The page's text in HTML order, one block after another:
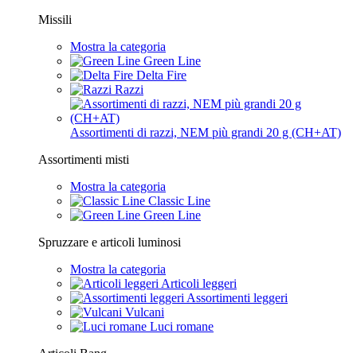
Missili
Mostra la categoria
Green Line
Delta Fire
Razzi
Assortimenti di razzi, NEM più grandi 20 g (CH+AT)
Assortimenti misti
Mostra la categoria
Classic Line
Green Line
Spruzzare e articoli luminosi
Mostra la categoria
Articoli leggeri
Assortimenti leggeri
Vulcani
Luci romane